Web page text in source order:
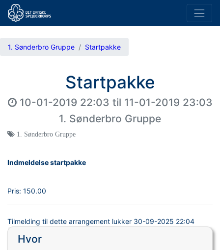
1. Sønderbro Gruppe Startpakke
Startpakke
10-01-2019 22:03 til 11-01-2019 23:03
1. Sønderbro Gruppe
1. Sønderbro Gruppe
Indmeldelse startpakke
Pris: 150.00
Tilmelding til dette arrangement lukker 30-09-2025 22:04
Hvor